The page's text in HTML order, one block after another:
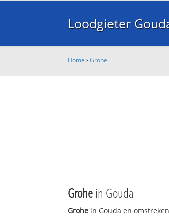
Loodgieter
Home ›Grohe
Grohein Gouda
Grohe in Gouda en